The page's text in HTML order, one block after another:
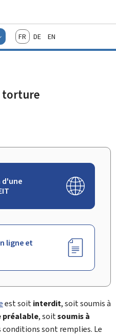
principal
FrançaisDeutschEnglish
torture
ligne et
est soitinterdit, soit soumis à
, soitsoumis à
conditions sont remplies. Le